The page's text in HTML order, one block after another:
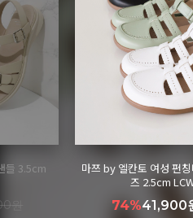
오픈 슈
원
마쯔 by 엘칸토 여성 별
3.5cm
76%39,900